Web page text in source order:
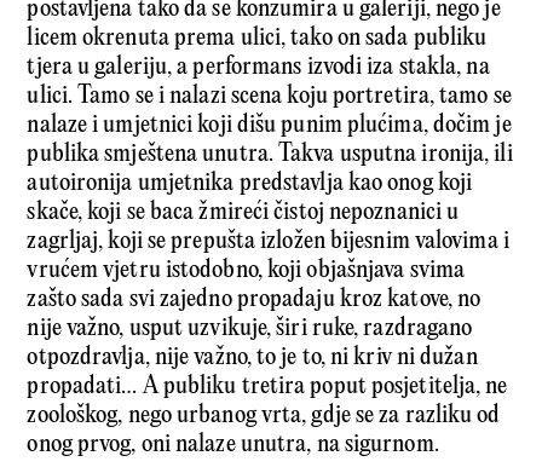
postavljena tako da se konzumira u galeriji, nego je
licem okrenuta prema ulici, tako on sada publiku
tjera u galeriju, a performans izvodi iza stakla, na
ulici. Tamo se i nalazi scena koju portretira, tamo se
nalaze i umjetnici koji dišu punim plućima, dočim je
publika smještena unutra. Takva usputna ironija, ili
autoironija umjetnika predstavlja kao onog koji
skače, koji se baca žmireći čistoj nepoznanici u
zagrljaj, koji se prepušta izložen bijesnim valovima i
vrućem vjetru istodobno, koji objašnjava svima
zašto sada svi zajedno propadaju kroz katove, no
nije važno, usput uzvikuje, širi ruke, razdragano
otpozdravlja, nije važno, to je to, ni kriv ni dužan
propadati… A publiku tretira poput posjetitelja, ne
zoološkog, nego urbanog vrta, gdje se za razliku od
onog prvog, oni nalaze unutra, na sigurnom.